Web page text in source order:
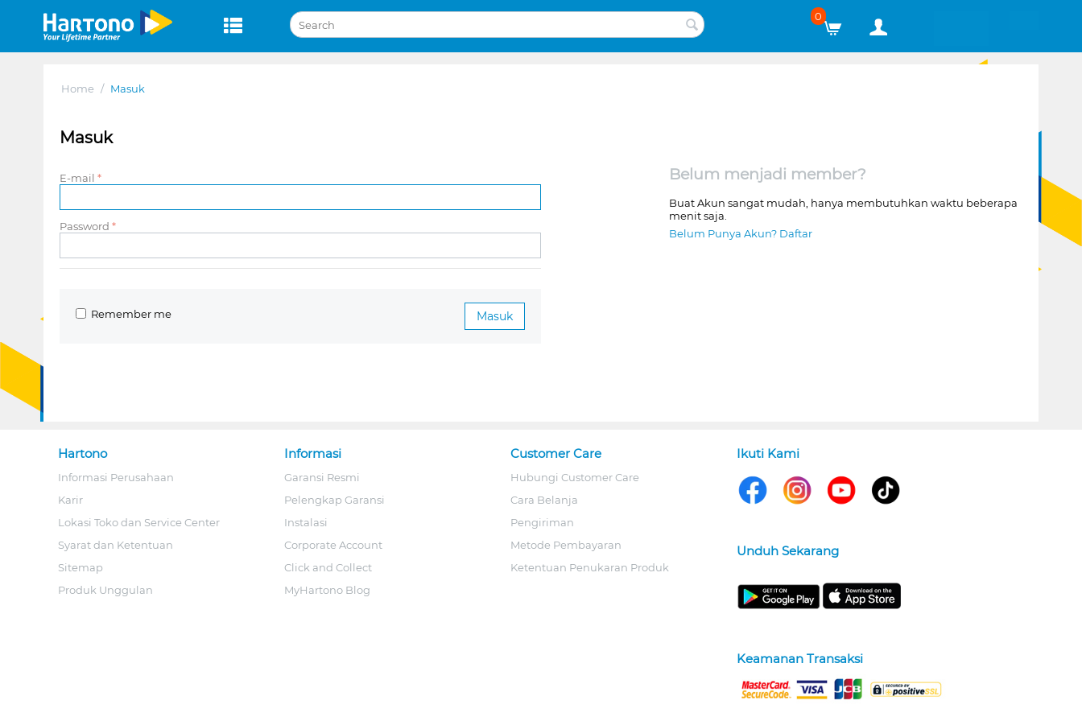
0
Home / Masuk
Masuk
E-mail
Password
Masuk
Remember me
Belum menjadi member?
Buat Akun sangat mudah, hanya membutuhkan waktu beberapa
menit saja.
Belum Punya Akun? Daftar
Hartono
Informasi Perusahaan
Karir
Lokasi Toko dan Service Center
Syarat dan Ketentuan
Sitemap
Produk Unggulan
Informasi
Garansi Resmi
Pelengkap Garansi
Instalasi
Corporate Account
Click and Collect
MyHartono Blog
Customer Care
Hubungi Customer Care
Cara Belanja
Pengiriman
Metode Pembayaran
Ketentuan Penukaran Produk
Ikuti Kami
Unduh Sekarang
Keamanan Transaksi